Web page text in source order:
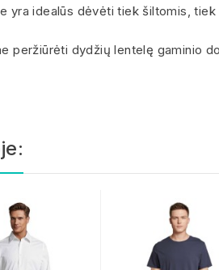
yra idealūs dėvėti tiek šiltomis,
peržiūrėti dydžių lentelę gaminio